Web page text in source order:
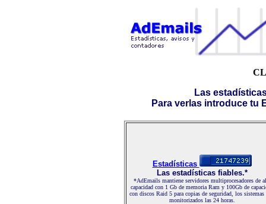
Las
Para verlas introduce tu
Estadísticas
Las estadísticas fiables.*
*AdEmails mantiene servidores multiprocesadores de
capacidad con 1 Gb de memoria Ram y 100Gb de
con discos Raid 5 para copias de seguridad, los sistemas
monitorizados las 24 horas.